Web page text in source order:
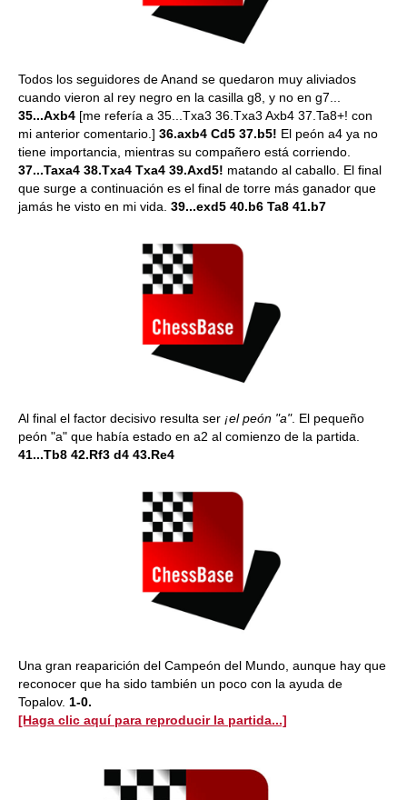
Todos los seguidores de Anand se quedaron muy aliviados
cuando vieron al rey negro en la casilla g8, y no en g7...
35...Axb4 [me refería a 35...Txa3 36.Txa3 Axb4 37.Ta8+! con
mi anterior comentario.] 36.axb4 Cd5 37.b5! El peón a4 ya no
tiene importancia, mientras su compañero está corriendo.
37...Taxa4 38.Txa4 Txa4 39.Axd5! matando al caballo. El final
que surge a continuación es el final de torre más ganador que
jamás he visto en mi vida. 39...exd5 40.b6 Ta8 41.b7
Al final el factor decisivo resulta ser ¡el peón "a". El pequeño
peón "a" que había estado en a2 al comienzo de la partida.
41...Tb8 42.Rf3 d4 43.Re4
Una gran reaparición del Campeón del Mundo, aunque hay que
reconocer que ha sido también un poco con la ayuda de
Topalov. 1-0.
[Haga clic aquí para reproducir la partida...]